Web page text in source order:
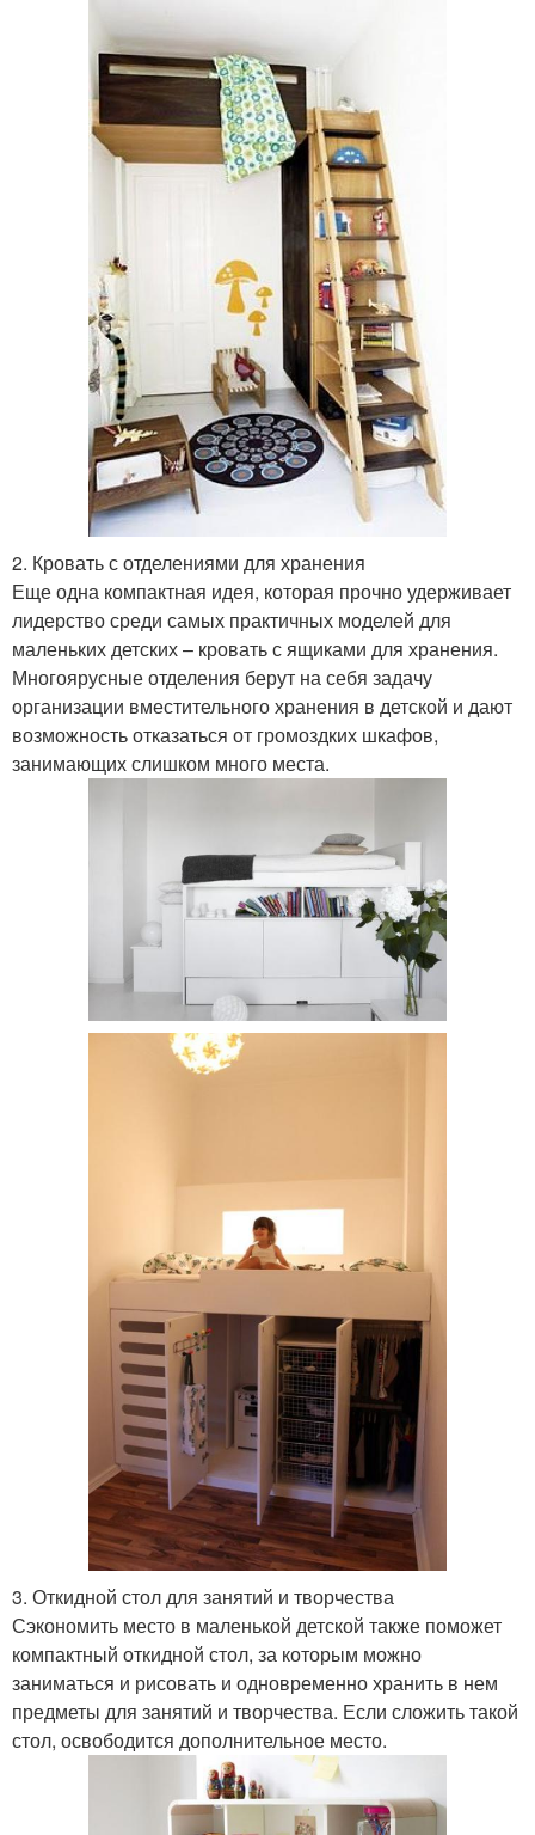
2. Кровать с отделениями для хранения
Еще одна компактная идея, которая прочно удерживает
лидерство среди самых практичных моделей для
маленьких детских – кровать с ящиками для хранения.
Многоярусные отделения берут на себя задачу
организации вместительного хранения в детской и дают
возможность отказаться от громоздких шкафов,
занимающих слишком много места.
3. Откидной стол для занятий и творчества
Сэкономить место в маленькой детской также поможет
компактный откидной стол, за которым можно
заниматься и рисовать и одновременно хранить в нем
предметы для занятий и творчества. Если сложить такой
стол, освободится дополнительное место.